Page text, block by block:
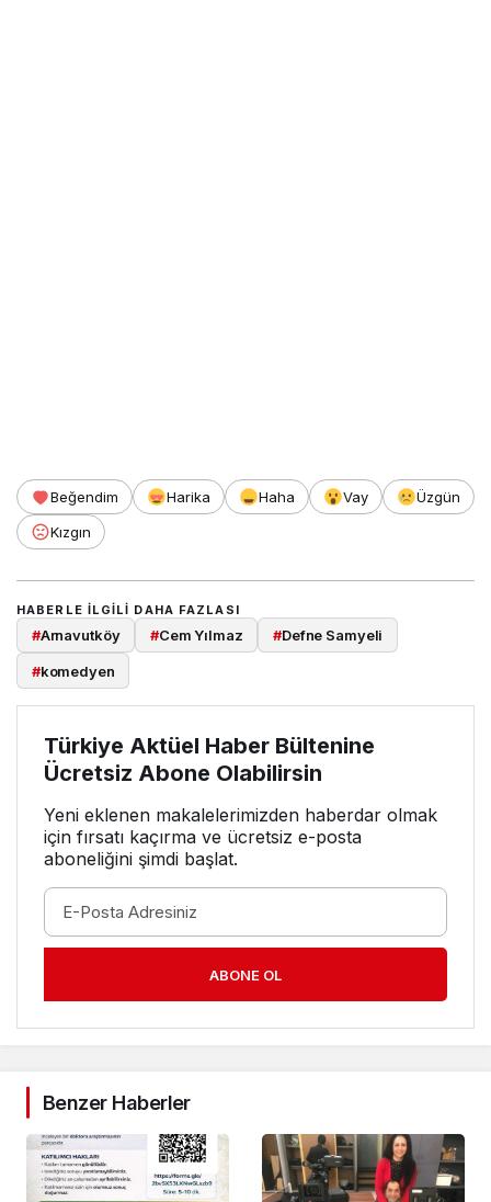
Beğendim Harika Haha Vay
Üzgün
Kızgın
HABERLE ILGILI DAHA FAZLASI
#Arnavutköy #Cem Yılmaz #Defne Samyeli
#komedyen
Türkiye Aktüel Haber Bültenine
Ücretsiz Abone Olabilirsin
Yeni eklenen makalelerimizden haberdar olmak
için fırsatı kaçırma ve ücretsiz e-posta
aboneliğini şimdi başlat.
ABONE OL
Benzer Haberler